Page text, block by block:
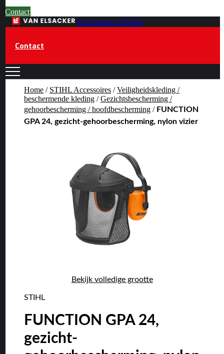
Contact
Van Elsacker BVBA
Contact
Home / STIHL Accessoires /Veiligheidskleding /
beschermende kleding /Gezichtsbescherming /
gehoorbescherming / hoofdbescherming / FUNCTION
GPA 24, gezicht-gehoorbescherming, nylon vizier
Bekijk volledige grootte
STIHL
FUNCTION GPA 24,
gezicht-